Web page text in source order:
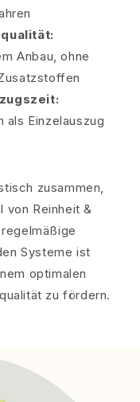
Anbau, ohne
als Einzelauszug
zusammen,
von Reinheit &
Systeme ist
optimalen
zu fördern.